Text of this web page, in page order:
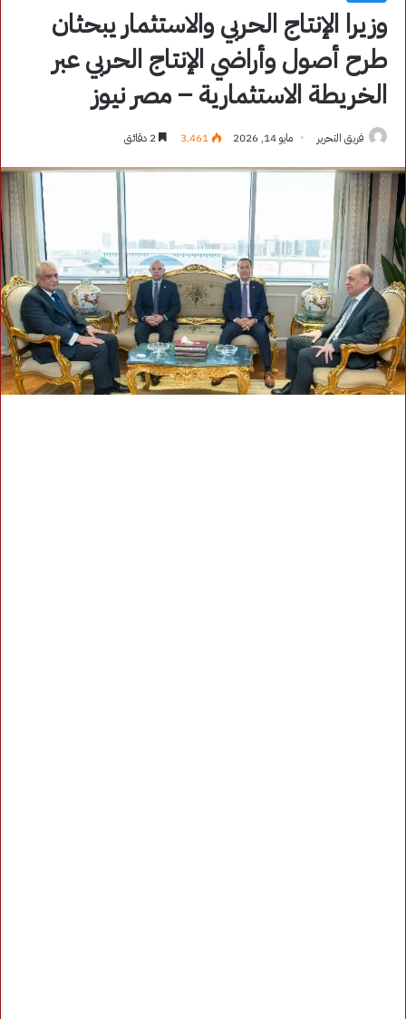
وزيرا الإنتاج الحربي والاستثمار يبحثان
طرح أصول وأراضي الإنتاج الحربي عبر
الخريطة الاستثمارية – مصر نيوز
فريق التحرير مايو 14, 2026 3٬461